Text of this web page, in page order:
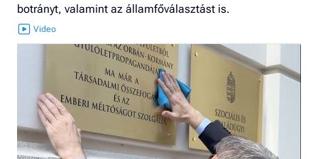
botrányt, valamint az államfőválasztást is.